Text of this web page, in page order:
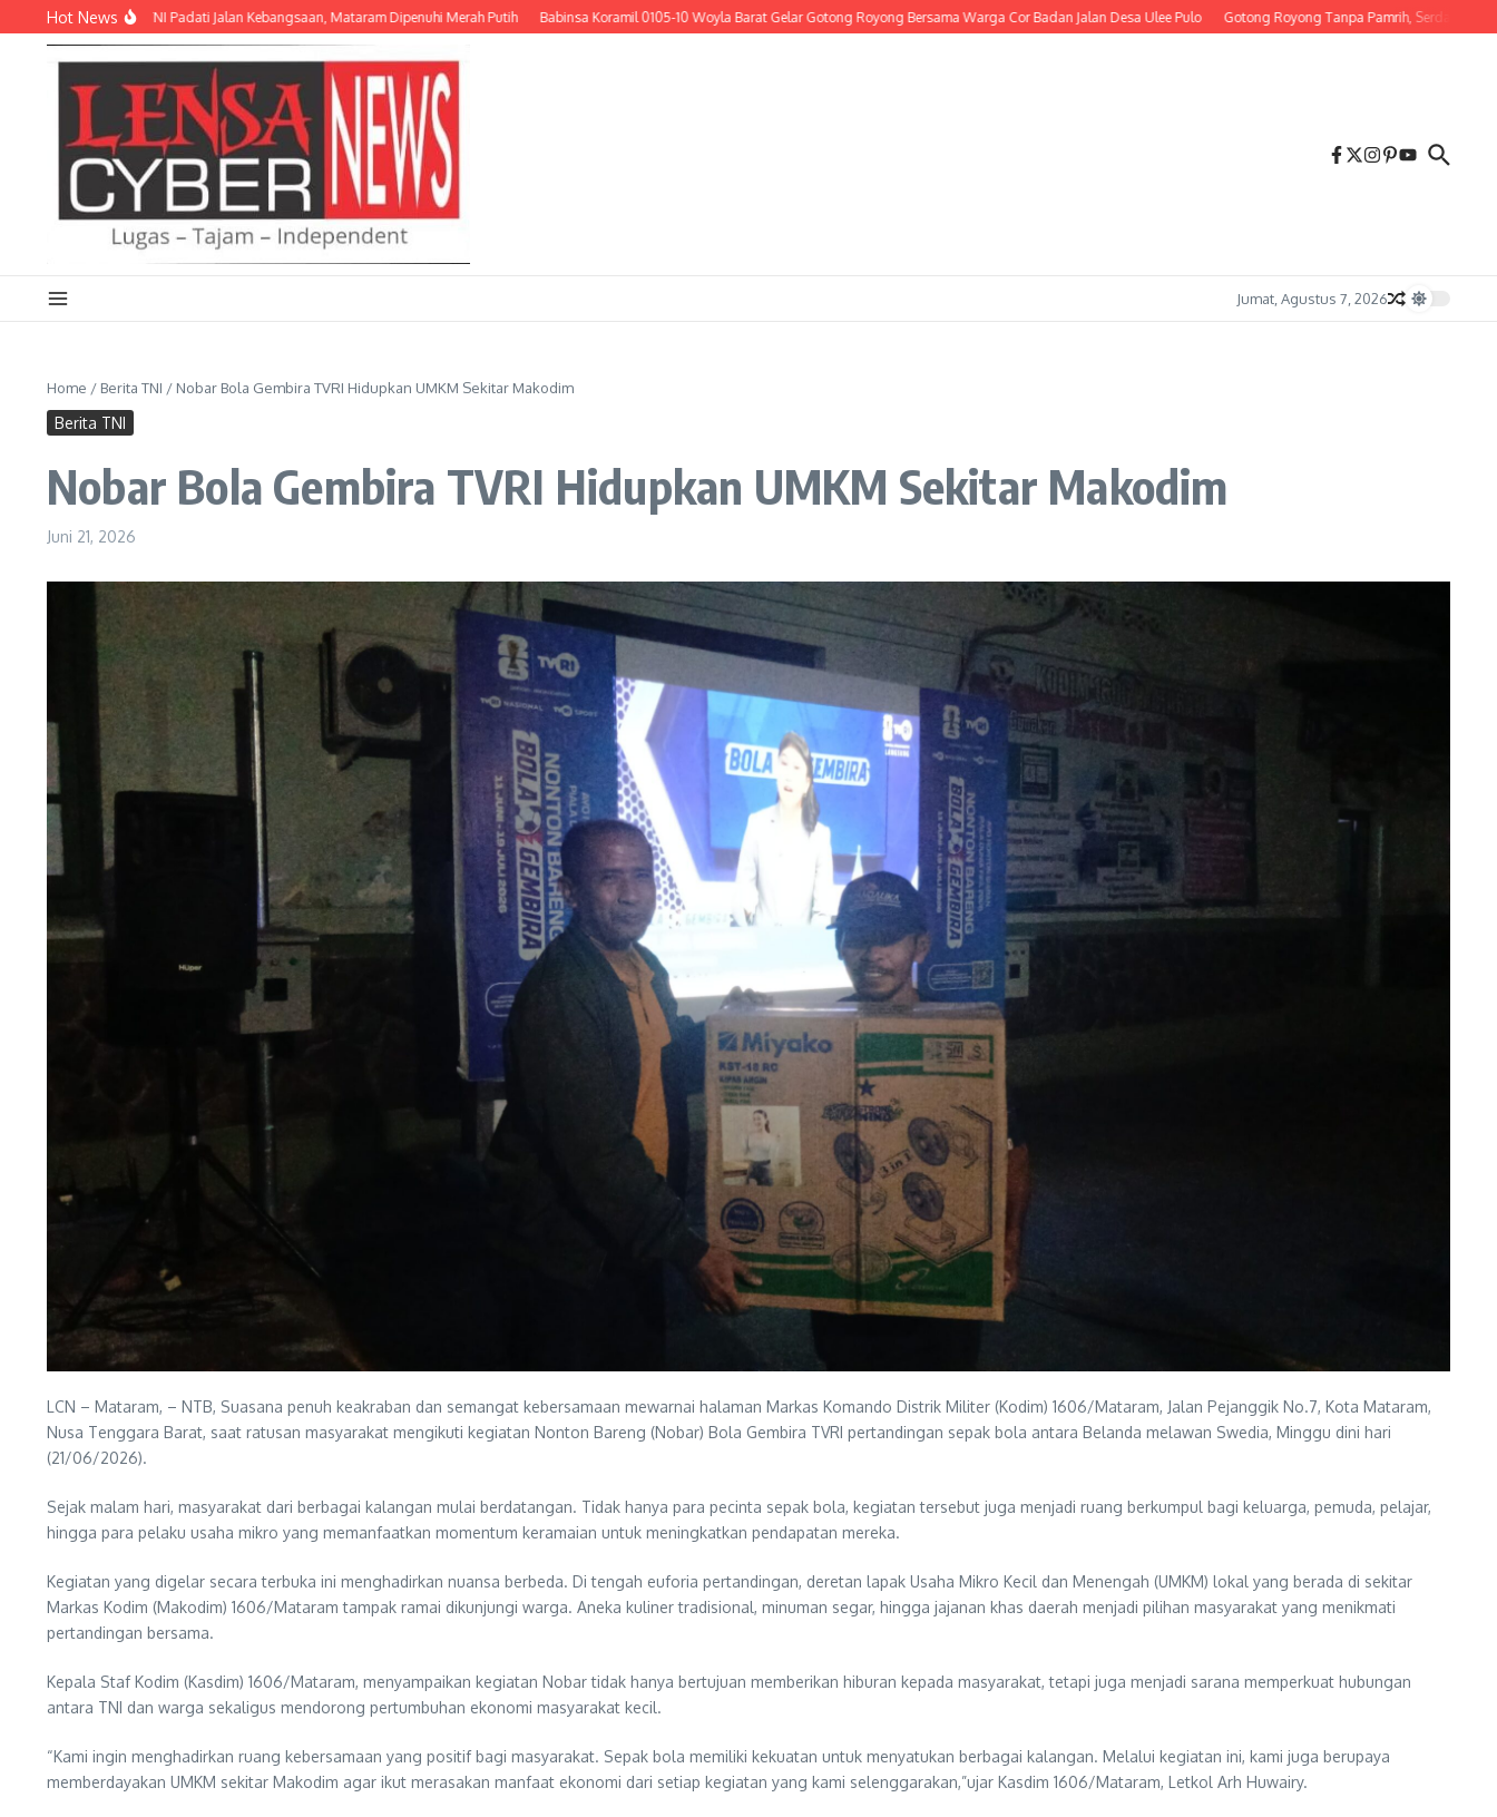
Lewati ke konten
Hot News
Pelajar hingga TNI Padati Jalan Kebangsaan, Mataram Dipenuhi Merah Putih Babinsa Koramil 0105-10 Woyla Barat Gelar Gotong Royong Bersama Warga Cor Badan Jalan Desa Ulee Pulo Gotong Royong Tanpa Pamrih, Serda M. Irwandi
Jumat, Agustus 7, 2026
Home / Berita TNI / Nobar Bola Gembira TVRI Hidupkan UMKM Sekitar Makodim
Berita TNI
Nobar Bola Gembira TVRI Hidupkan UMKM Sekitar Makodim
Juni 21, 2026
LCN – Mataram, – NTB, Suasana penuh keakraban dan semangat kebersamaan mewarnai halaman Markas Komando Distrik Militer (Kodim) 1606/Mataram, Jalan Pejanggik No.7, Kota Mataram,
Nusa Tenggara Barat, saat ratusan masyarakat mengikuti kegiatan Nonton Bareng (Nobar) Bola Gembira TVRI pertandingan sepak bola antara Belanda melawan Swedia, Minggu dini hari
(21/06/2026).
Sejak malam hari, masyarakat dari berbagai kalangan mulai berdatangan. Tidak hanya para pecinta sepak bola, kegiatan tersebut juga menjadi ruang berkumpul bagi keluarga, pemuda, pelajar,
hingga para pelaku usaha mikro yang memanfaatkan momentum keramaian untuk meningkatkan pendapatan mereka.
Kegiatan yang digelar secara terbuka ini menghadirkan nuansa berbeda. Di tengah euforia pertandingan, deretan lapak Usaha Mikro Kecil dan Menengah (UMKM) lokal yang berada di sekitar
Markas Kodim (Makodim) 1606/Mataram tampak ramai dikunjungi warga. Aneka kuliner tradisional, minuman segar, hingga jajanan khas daerah menjadi pilihan masyarakat yang menikmati
pertandingan bersama.
Kepala Staf Kodim (Kasdim) 1606/Mataram, menyampaikan kegiatan Nobar tidak hanya bertujuan memberikan hiburan kepada masyarakat, tetapi juga menjadi sarana memperkuat hubungan
antara TNI dan warga sekaligus mendorong pertumbuhan ekonomi masyarakat kecil.
“Kami ingin menghadirkan ruang kebersamaan yang positif bagi masyarakat. Sepak bola memiliki kekuatan untuk menyatukan berbagai kalangan. Melalui kegiatan ini, kami juga berupaya
memberdayakan UMKM sekitar Makodim agar ikut merasakan manfaat ekonomi dari setiap kegiatan yang kami selenggarakan,”ujar Kasdim 1606/Mataram, Letkol Arh Huwairy.